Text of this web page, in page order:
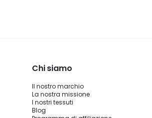
Chi siamo
Il nostro marchio
La nostra missione
I nostri tessuti
Blog